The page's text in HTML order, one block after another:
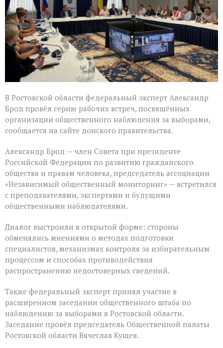
Ростовской
области
В Ростовской области федеральный эксперт Александр
Брод провёл серию рабочих встреч, посвящённых
организации общественного наблюдения за выборами,
сообщается на сайте донского правительства.
Александр Брод — член Совета при президенте
Российской Федерации по развитию гражданского
общества и правам человека, председатель ассоциации
«Независимый общественный мониторинг» — встретился
с преподавателями, экспертами и будущими
общественными наблюдателями.
Диалог выстроили в открытой форме: стороны
обменялись мнениями о методах подготовки
специалистов, механизмах контроля за избирательным
процессом и способах противодействия
распространению недостоверных сведений.
Также федеральный эксперт принял участие в
расширенном заседании общественного штаба по
наблюдению за выборами в Ростовской области.
Заседание провёл председатель Общественной палаты
Ростовской области Вячеслав Кущев.